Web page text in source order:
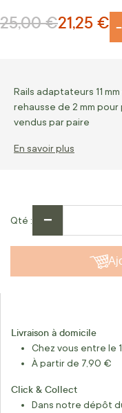
Prix Spécial
21,25 €
Prix normal
25,00 €
Rails adaptateurs 11
rehausse de 2 mm
vendus par paire
En savoir plus
Qté −
Livraison à domicile
Chez vous entre le
À partir de 7,90 €
Click & Collect
Dans notre dépôt